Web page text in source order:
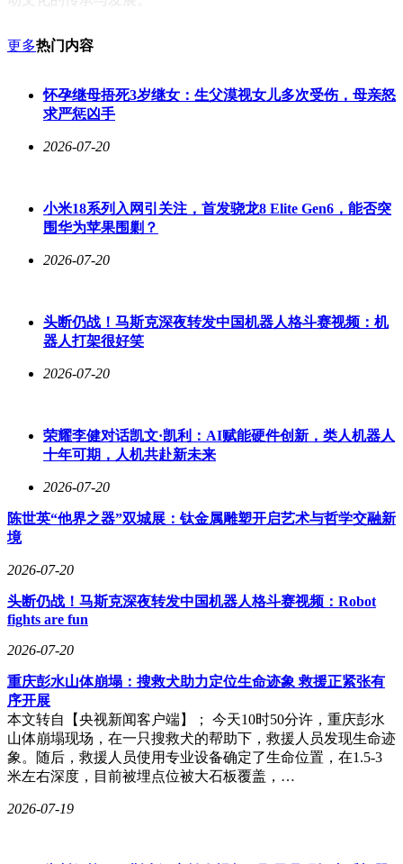
更多热门内容
怀孕继母捂死3岁继女：生父漠视女儿多次受伤，母亲怒
求严惩凶手
2026-07-20
小米18系列入网引关注，首发骁龙8 Elite Gen6，能否突
围华为苹果围剿？
2026-07-20
头断仍战！马斯克深夜转发中国机器人格斗赛视频：机
器人打架很好笑
2026-07-20
荣耀李健对话凯文·凯利：AI赋能硬件创新，类人机器人
十年可期，人机共赴新未来
2026-07-20
陈世英“他界之器”双城展：钛金属雕塑开启艺术与哲学交融新
境
2026-07-20
头断仍战！马斯克深夜转发中国机器人格斗赛视频：Robot
fights are fun
2026-07-20
重庆彭水山体崩塌：搜救犬助力定位生命迹象 救援正紧张有
序开展
本文转自【央视新闻客户端】； 今天10时50分许，重庆彭水
山体崩塌现场，在一只搜救犬的帮助下，救援人员发现生命迹
象。随后，救援人员使用专业设备确定了生命位置，在1.5-3
米左右深度，目前被埋点位被大石板覆盖，…
2026-07-19